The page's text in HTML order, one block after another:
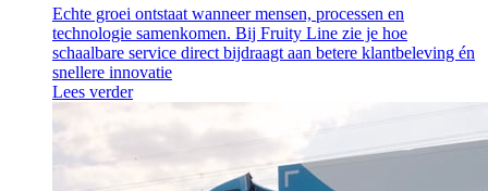
Echte groei ontstaat wanneer mensen, processen en
technologie samenkomen. Bij Fruity Line zie je hoe
schaalbare service direct bijdraagt aan betere klantbeleving én
snellere innovatie
Lees verder